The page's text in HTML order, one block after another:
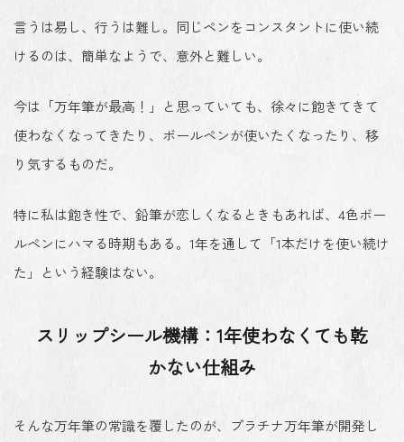
言うは易し、行うは難し。同じペンをコンスタントに使い続
けるのは、簡単なようで、意外と難しい。
今は「万年筆が最高！」と思っていても、徐々に飽きてきて
使わなくなってきたり、ボールペンが使いたくなったり、移
り気するものだ。
特に私は飽き性で、鉛筆が恋しくなるときもあれば、4色ボー
ルペンにハマる時期もある。1年を通して「1本だけを使い続け
た」という経験はない。
スリップシール機構：1年使わなくても乾
かない仕組み
そんな万年筆の常識を覆したのが、プラチナ万年筆が開発し